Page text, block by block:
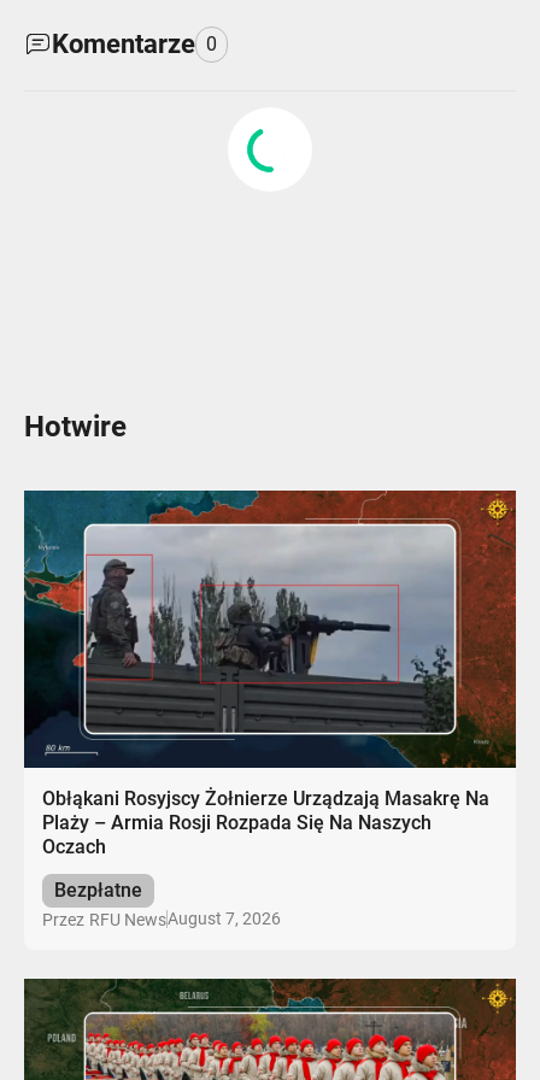
Komentarze 0
Hotwire
Obłąkani Rosyjscy Żołnierze Urządzają Masakrę Na
Plaży – Armia Rosji Rozpada Się Na Naszych
Oczach
Bezpłatne
Przez RFU NewsAugust 7, 2026